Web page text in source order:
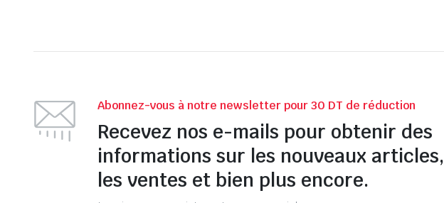
Abonnez-vous à notre newsletter pour 30 DT de réduction
Recevez nos e-mails pour obtenir des
informations sur les nouveaux articles,
les ventes et bien plus encore.